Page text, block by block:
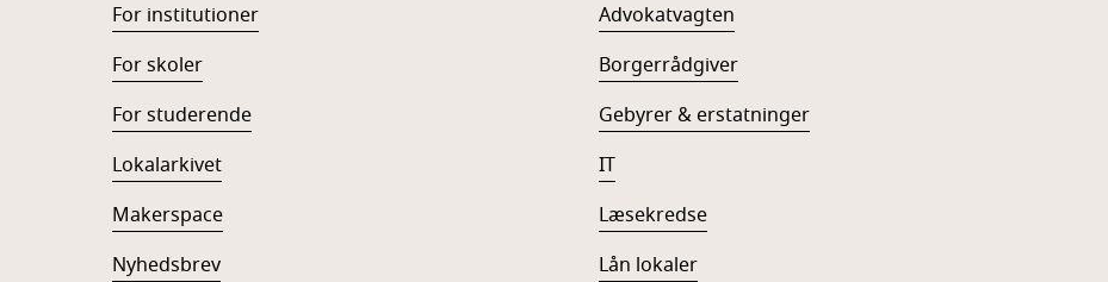
For institutioner
For skoler
For studerende
Lokalarkivet
Makerspace
Nyhedsbrev
Advokatvagten
Borgerrådgiver
Gebyrer & erstatninger
IT
Læsekredse
Lån lokaler